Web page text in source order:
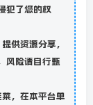
犯了您的权
供资源分享，
风险请自行甄
，在本平台单